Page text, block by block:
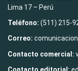
Lima 17 – Perú
Teléfono: (511) 215-
Correo:
Contacto comercial:
Contacto editorial: